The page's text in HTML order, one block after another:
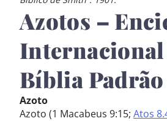
Azotos –
Internacional
Bíblia Padrão
Azoto
Azoto (1 Macabeus 9:15; Atos